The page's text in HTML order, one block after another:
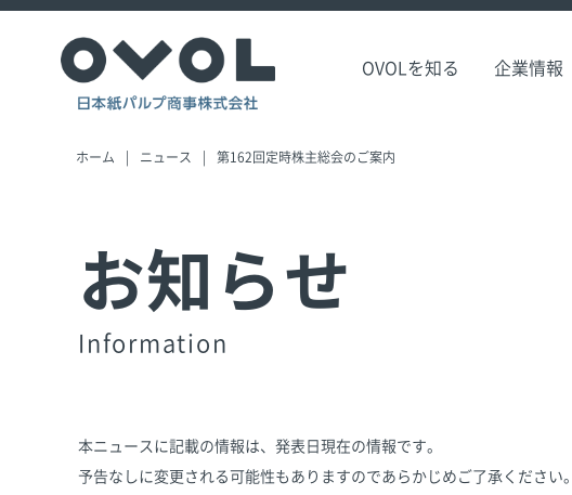
OVOLを知る 企業情報
ホーム ニュース 第162回定時株主総会のご案内
お知らせ
Information
本ニュースに記載の情報は、発表日現在の情報です。
予告なしに変更される可能性もありますのであらかじめご了承ください。